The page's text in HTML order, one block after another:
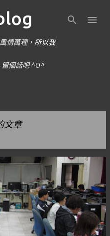
內容
情萬種，所以我
個話吧 ^O^
文章